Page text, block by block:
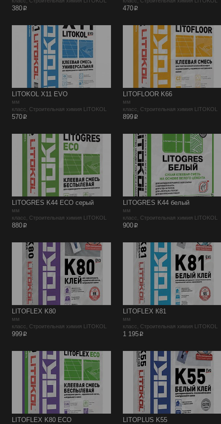
380p 470p
LITOKOL X11 EVO
мм
класс, Строительная химия LITOKOL
570p
LITOFLOOR K66
мм
класс, Строительная химия LITOKOL
899p
LITOGRES K44 ECO серый
мм
класс, Строительная химия LITOKOL
880p
LITOGRES K44 белый
мм
класс, Строительная химия LITOKOL
900p
LITOFLEX K80
мм
класс, Строительная химия LITOKOL
999p
LITOFLEX К81
мм
класс, Строительная химия LITOKOL
1 195p
LITOFLEX K80 ECO LITOPLUS K55